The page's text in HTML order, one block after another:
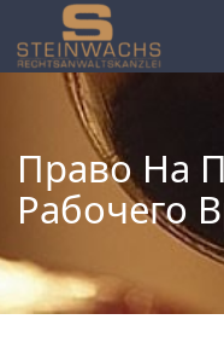
Право На
Рабочего